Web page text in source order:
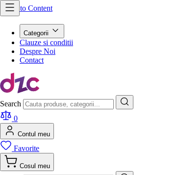
Skip to Content
Categorii
Clauze si conditii
Despre Noi
Contact
Search
0
Contul meu
Favorite
Cosul meu